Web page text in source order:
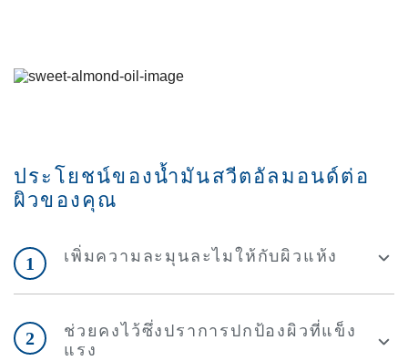
ประโยชน์ของน้ำมันสวีตอัลมอนด์ต่อ
ผิวของคุณ
1 เพิ่มความละมุนละไมให้กับผิวแห้ง
2
ช่วยคงไว้ซึ่งปราการปกป้องผิวที่แข็ง
แรง